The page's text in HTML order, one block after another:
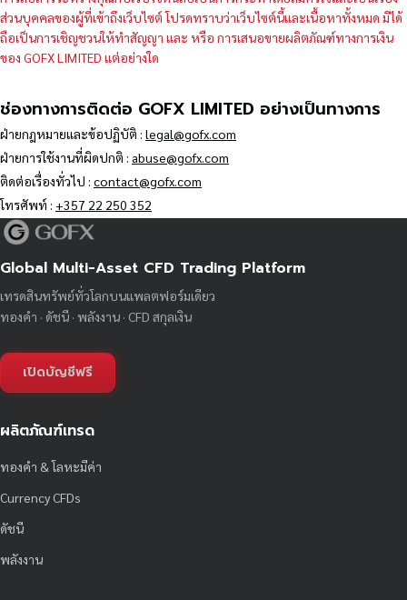
ส่วนบุคคลของผู้ที่เข้าถึงเว็บไซต์ โปรดทราบว่าเว็บไซต์นี้และเนื้อหาทั้งหมด มิได้
ถือเป็นการเชิญชวนให้ทำสัญญา และ หรือ การเสนอขายผลิตภัณฑ์ทางการเงิน
ของ GOFX LIMITED แต่อย่างใด
ช่องทางการติดต่อ GOFX LIMITED อย่างเป็นทางการ
ฝ่ายกฎหมายและข้อปฏิบัติ : legal@gofx.com
ฝ่ายการใช้งานที่ผิดปกติ : abuse@gofx.com
ติดต่อเรื่องทั่วไป : contact@gofx.com
โทรศัพท์ : +357 22 250 352
Global Multi-Asset CFD Trading Platform
เทรดสินทรัพย์ทั่วโลกบนแพลตฟอร์มเดียว
ทองคำ · ดัชนี · พลังงาน · CFD สกุลเงิน
เปิดบัญชีฟรี
ผลิตภัณฑ์เทรด
ทองคำ & โลหะมีค่า
Currency CFDs
ดัชนี
พลังงาน